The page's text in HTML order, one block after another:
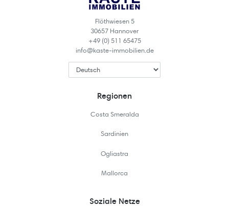
Flöthwiesen 5
30657 Hannover
+49 (0) 511 65475
info@kaste-immobilien.de
Regionen
Costa Smeralda
Sardinien
Ogliastra
Mallorca
Soziale Netze